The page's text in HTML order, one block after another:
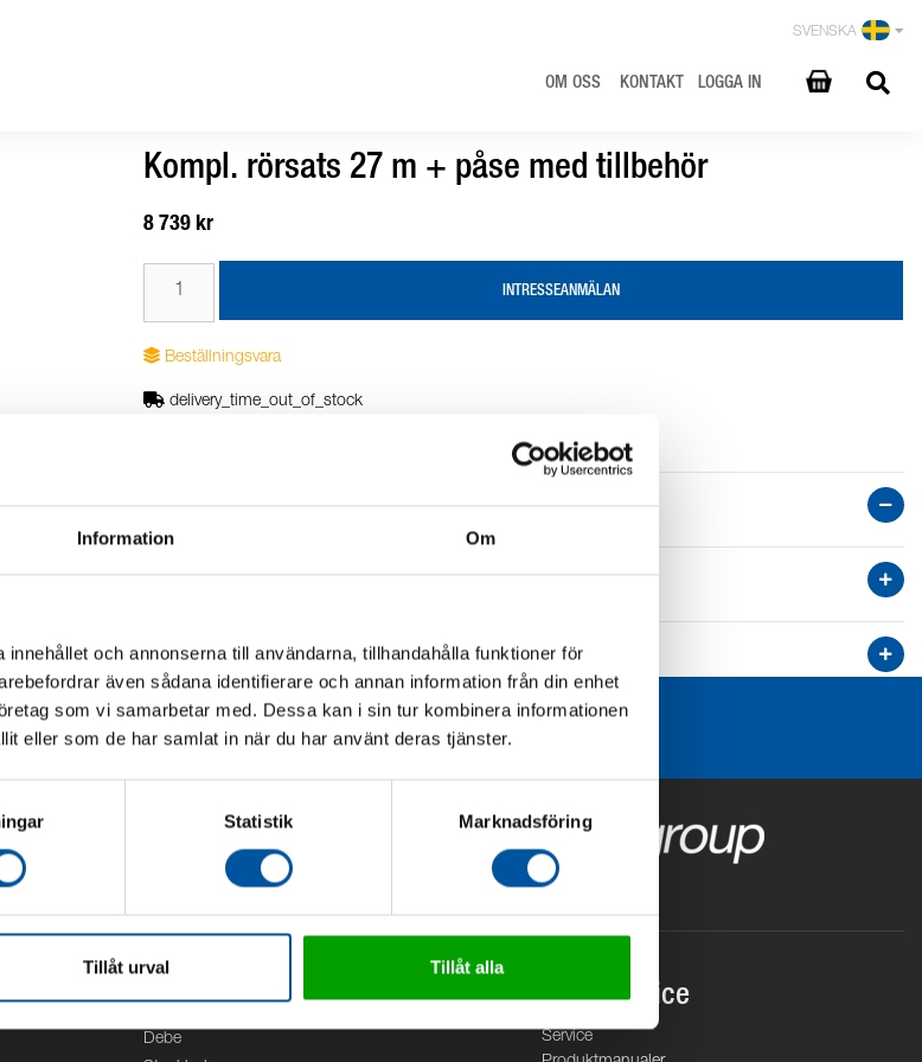
Information Om
och annonserna till användarna, tillhandahålla funktioner för
även sådana identifierare och annan information från din enhet
som vi samarbetar med. Dessa kan i sin tur kombinera informationen
eller som de har samlat in när du har använt deras tjänster.
Statistik Marknadsföring
Tillåt urval Tillåt alla
SVENSKA
OM OSS KONTAKT LOGGA IN
Kompl. rörsats 27 m + påse med tillbehör
8 739 kr
INTRESSEANMÄLAN
Beställningsvara
delivery_time_out_of_stock
Kontor
Debe
Kundservice
Service